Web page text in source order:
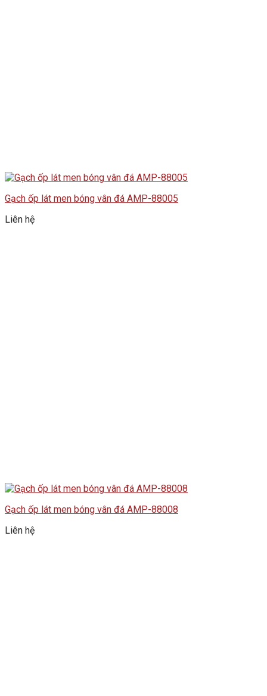
Gạch ốp lát men bóng vân đá AMP-88005
Liên hệ
Gạch ốp lát men bóng vân đá AMP-88008
Liên hệ